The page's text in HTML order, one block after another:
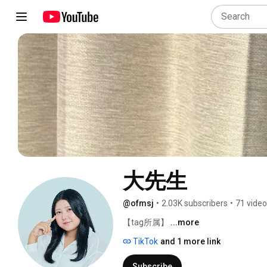
大先生
@ofmsj • 2.03K subscribers • 71
【tag所属】 ...more
TikTok and 1 more link